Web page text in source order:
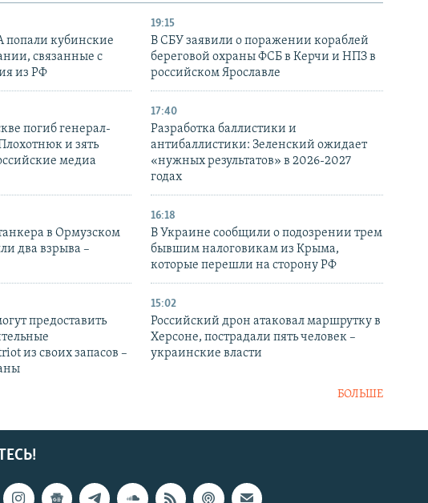
кубинские
связанные с
из РФ
19:15
В СБУ заявили о поражении кораблей
береговой охраны ФСБ в Керчи и НПЗ в
российском Ярославле
погиб генерал-
и зять
медиа
17:40
Разработка баллистики и
антибаллистики: Зеленский ожидает
«нужных результатов» в 2026-2027
годах
в Ормузском
два взрыва –
16:18
В Украине сообщили о подозрении трем
бывшим налоговикам из Крыма,
которые перешли на сторону РФ
предоставить
из своих запасов –
15:02
Российский дрон атаковал маршрутку в
Херсоне, пострадали пять человек –
украинские власти
БОЛЬШЕ